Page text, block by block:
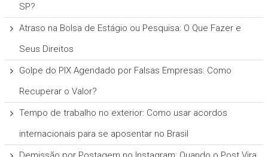
SP?
Atraso na Bolsa de Estágio ou Pesquisa: O Que Fazer e
Seus Direitos
Golpe do PIX Agendado por Falsas Empresas: Como
Recuperar o Valor?
Tempo de trabalho no exterior: Como usar acordos
internacionais para se aposentar no Brasil